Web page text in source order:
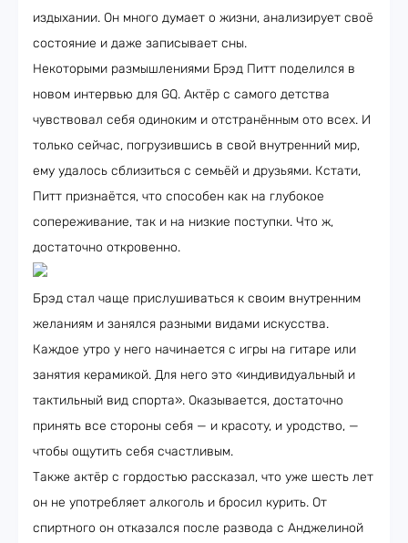
издыхании. Он много думает о жизни, анализирует своё
состояние и даже записывает сны.
Некоторыми размышлениями Брэд Питт поделился в
новом интервью для GQ. Актёр с самого детства
чувствовал себя одиноким и отстранённым ото всех. И
только сейчас, погрузившись в свой внутренний мир,
ему удалось сблизиться с семьёй и друзьями. Кстати,
Питт признаётся, что способен как на глубокое
сопереживание, так и на низкие поступки. Что ж,
достаточно откровенно.
Брэд стал чаще прислушиваться к своим внутренним
желаниям и занялся разными видами искусства.
Каждое утро у него начинается с игры на гитаре или
занятия керамикой. Для него это «индивидуальный и
тактильный вид спорта». Оказывается, достаточно
принять все стороны себя — и красоту, и уродство, —
чтобы ощутить себя счастливым.
Также актёр с гордостью рассказал, что уже шесть лет
он не употребляет алкоголь и бросил курить. От
спиртного он отказался после развода с Анджелиной